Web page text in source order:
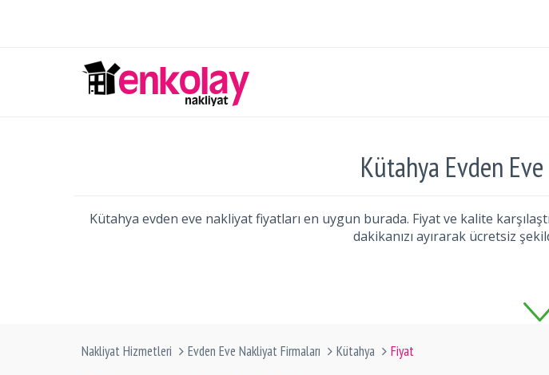
Kütahya Evden
Kütahya evden eve nakliyat fiyatları en uygun burada. Fiyat ve kalite
dakikanızı ayırarak ücretsiz
Nakliyat Hizmetleri Evden Eve Nakliyat Firmaları Kütahya Fiyat